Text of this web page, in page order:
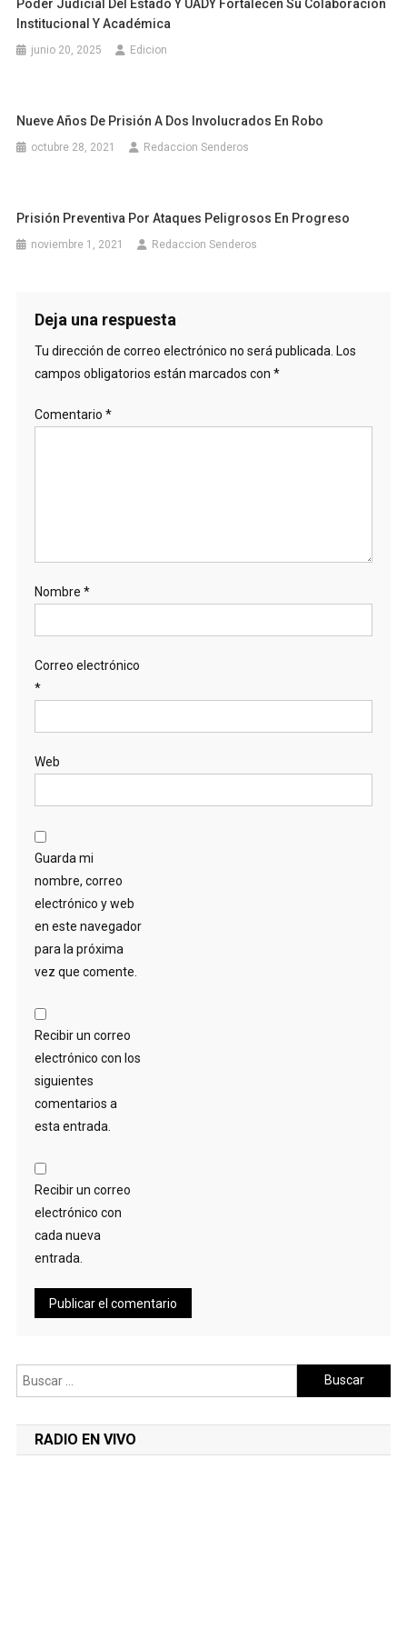
Poder Judicial Del Estado Y UADY Fortalecen Su Colaboración
Institucional Y Académica
junio 20, 2025 Edicion
Nueve Años De Prisión A Dos Involucrados En Robo
octubre 28, 2021 Redaccion Senderos
Prisión Preventiva Por Ataques Peligrosos En Progreso
noviembre 1, 2021 Redaccion Senderos
Deja una respuesta
Tu dirección de correo electrónico no será publicada. Los
campos obligatorios están marcados con *
Comentario *
Nombre *
Correo electrónico
*
Web
Guarda mi
nombre, correo
electrónico y web
en este navegador
para la próxima
vez que comente.
Recibir un correo
electrónico con los
siguientes
comentarios a
esta entrada.
Recibir un correo
electrónico con
cada nueva
entrada.
Buscar:
RADIO EN VIVO